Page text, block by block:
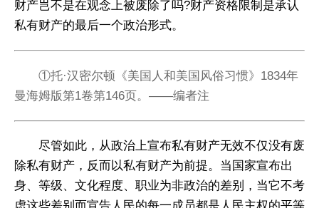
财产岂不是在观念上被废除了吗?财产资格限制是承认
私有财产的最后一个政治形式。
①托·汉密尔顿《美国人和美国风俗习惯》1834年
曼海姆版第1卷第146页。——编者注
尽管如此，从政治上宣布私有财产无效不仅没有废
除私有财产，反而以私有财产为前提。当国家宣布出
身、等级、文化程度、职业为非政治的差别，当它不考